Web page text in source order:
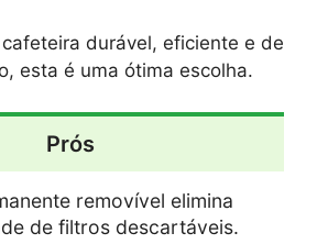
durável, eficiente e de
esta é uma ótima escolha.
Prós
removível elimina
de filtros descartáveis.